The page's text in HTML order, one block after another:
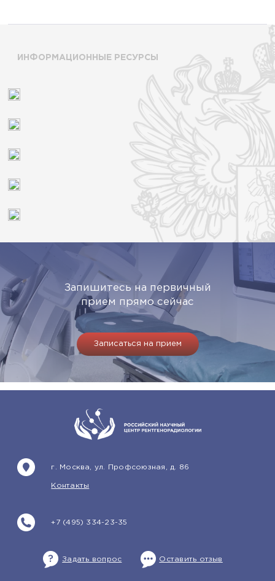
ИНФОРМАЦИОННЫЕ РЕСУРСЫ
Запишитесь на первичный
прием прямо сейчас
Записаться на прием
+7 (495) 334-23-35
г. Москва, ул. Профсоюзная, д. 86
Контакты
Задать вопрос Оставить отзыв